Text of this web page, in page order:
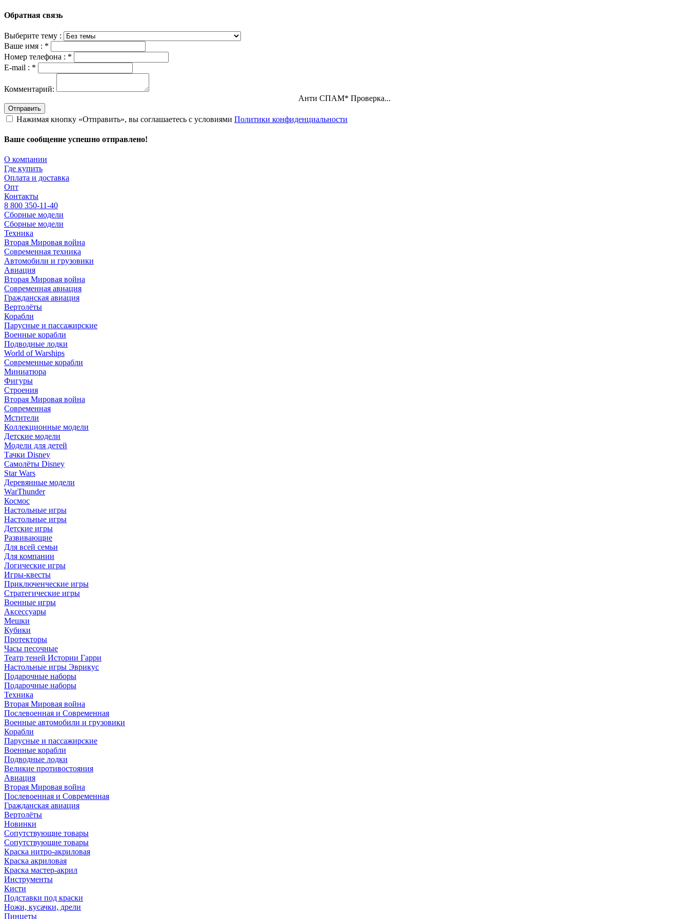
Обратная связь
Выберите тему :
Ваше имя : *
Номер телефона : *
E-mail : *
Комментарий:
Анти СПАМ* Проверка...
Отправить
Нажимая кнопку «Отправить», вы соглашаетесь с условиями Политики конфиденциальности
Ваше сообщение успешно отправлено!
О компании
Где купить
Оплата и доставка
Опт
Контакты
8 800 350-11-40
Сборные модели
Сборные модели
Техника
Вторая Мировая война
Современная техника
Автомобили и грузовики
Авиация
Вторая Мировая война
Современная авиация
Гражданская авиация
Вертолёты
Корабли
Парусные и пассажирские
Военные корабли
Подводные лодки
World of Warships
Современные корабли
Миниатюра
Фигуры
Строения
Вторая Мировая война
Современная
Мстители
Коллекционные модели
Детские модели
Модели для детей
Тачки Disney
Самолёты Disney
Star Wars
Деревянные модели
WarThunder
Космос
Настольные игры
Настольные игры
Детские игры
Развивающие
Для всей семьи
Для компании
Логические игры
Игры-квесты
Приключенческие игры
Стратегические игры
Военные игры
Аксессуары
Мешки
Кубики
Протекторы
Часы песочные
Театр теней Истории Гарри
Настольные игры Эврикус
Подарочные наборы
Подарочные наборы
Техника
Вторая Мировая война
Послевоенная и Современная
Военные автомобили и грузовики
Корабли
Парусные и пассажирские
Военные корабли
Подводные лодки
Великие противостояния
Авиация
Вторая Мировая война
Послевоенная и Современная
Гражданская авиация
Вертолёты
Новинки
Сопутствующие товары
Сопутствующие товары
Краска нитро-акриловая
Краска акриловая
Краска мастер-акрил
Инструменты
Кисти
Подставки под краски
Ножи, кусачки, дрели
Пинцеты